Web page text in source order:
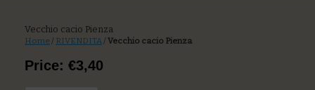
Vecchio cacio Pienza
Home / RIVENDITA/Vecchio cacio Pienza
Price: €3,40